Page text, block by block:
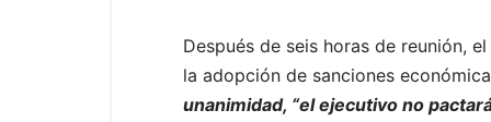
Después de seis horas de reunión,
la adopción de sanciones
unanimidad, “el ejecutivo no